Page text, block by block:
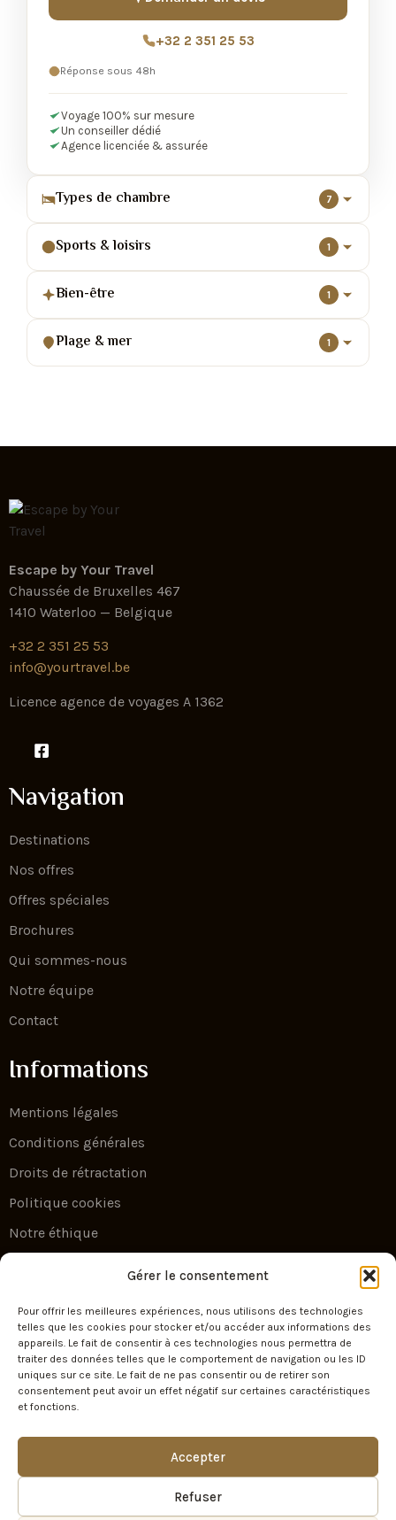
Gérer le consentement
Pour offrir les meilleures expériences, nous utilisons des technologies
telles que les cookies pour stocker et/ou accéder aux informations des
appareils. Le fait de consentir à ces technologies nous permettra de
traiter des données telles que le comportement de navigation ou les ID
uniques sur ce site. Le fait de ne pas consentir ou de retirer son
consentement peut avoir un effet négatif sur certaines caractéristiques
et fonctions.
Accepter
Refuser
+32 2 351 25 53
Réponse sous 48h
Voyage 100% sur mesure
Un conseiller dédié
Agence licenciée & assurée
Types de chambre 7
Sports & loisirs 1
Bien-être 1
Plage & mer 1
Escape by Your Travel
Chaussée de Bruxelles 467
1410 Waterloo — Belgique
+32 2 351 25 53
info@yourtravel.be
Licence agence de voyages A 1362
Navigation
Destinations
Nos offres
Offres spéciales
Brochures
Qui sommes-nous
Notre équipe
Contact
Informations
Mentions légales
Conditions générales
Droits de rétractation
Politique cookies
Notre éthique
Escape by Your Travel — l’art du voyage sur
mesure. Recevez nos plus belles idées
d’évasion et nos offres exclusives.